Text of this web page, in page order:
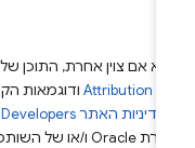
אם צוין אחרת, התוכן של דף
Attributionודוגמאות הקוד
מדיניות האתר Google Developers‏